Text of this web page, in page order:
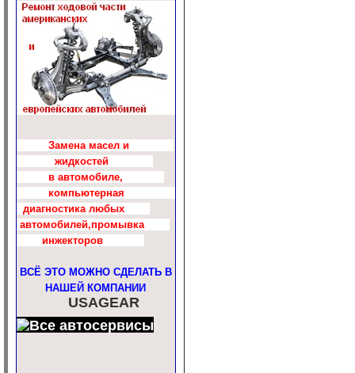
Замена масел и
жидкостей
в автомобиле,
компьютерная
диагностика любых
автомобилей,промывка
инжекторов
ВСЁ ЭТО МОЖНО СДЕЛАТЬ В
НАШЕЙ КОМПАНИИ
USAGEAR